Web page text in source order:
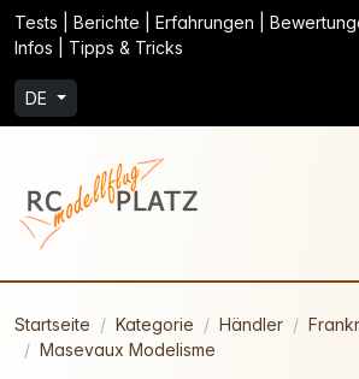
Tests | Berichte | Erfahrungen |
Infos | Tipps & Tricks
DE
Startseite Kategorie Händler
Masevaux Modelisme